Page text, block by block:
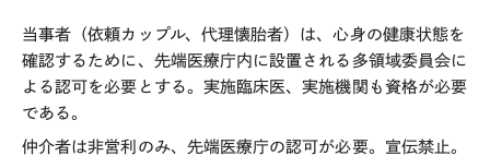
当事者（依頼カップル、代理懐胎者）は、心身の健康状態を
確認するために、先端医療庁内に設置される多領域委員会に
よる認可を必要とする。実施臨床医、実施機関も資格が必要
である。
仲介者は非営利のみ、先端医療庁の認可が必要。宣伝禁止。